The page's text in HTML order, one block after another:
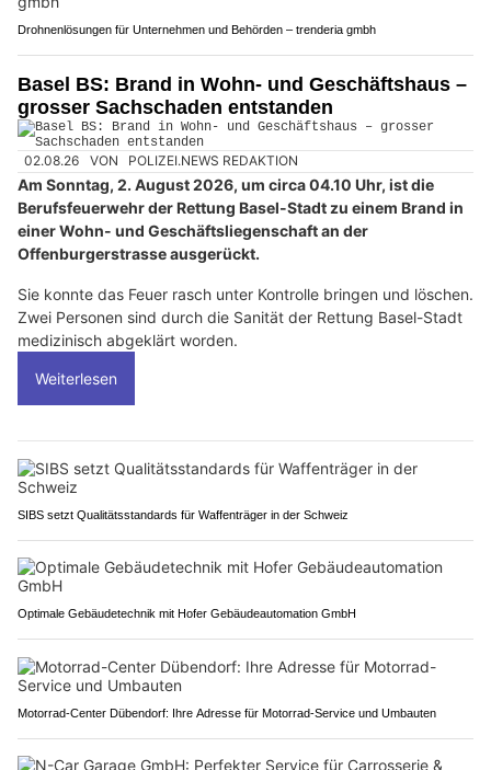
Drohnenlösungen für Unternehmen und Behörden – trenderia gmbh
Basel BS: Brand in Wohn- und Geschäftshaus –
grosser Sachschaden entstanden
02.08.26 VON POLIZEI.NEWS REDAKTION
Am Sonntag, 2. August 2026, um circa 04.10 Uhr, ist die
Berufsfeuerwehr der Rettung Basel-Stadt zu einem Brand in
einer Wohn- und Geschäftsliegenschaft an der
Offenburgerstrasse ausgerückt.
Sie konnte das Feuer rasch unter Kontrolle bringen und löschen.
Zwei Personen sind durch die Sanität der Rettung Basel-Stadt
medizinisch abgeklärt worden.
Weiterlesen
SIBS setzt Qualitätsstandards für Waffenträger in der Schweiz
Optimale Gebäudetechnik mit Hofer Gebäudeautomation GmbH
Motorrad-Center Dübendorf: Ihre Adresse für Motorrad-Service und Umbauten